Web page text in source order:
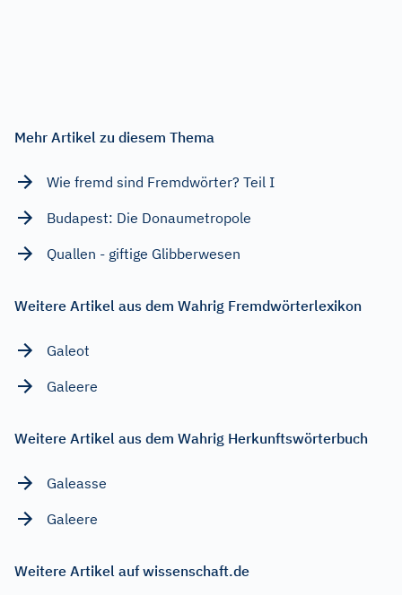
Mehr Artikel zu diesem Thema
Wie fremd sind Fremdwörter? Teil I
Budapest: Die Donaumetropole
Quallen - giftige Glibberwesen
Weitere Artikel aus dem Wahrig Fremdwörterlexikon
Galeot
Galeere
Weitere Artikel aus dem Wahrig Herkunftswörterbuch
Galeasse
Galeere
Weitere Artikel auf wissenschaft.de